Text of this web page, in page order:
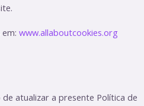
www.allaboutcookies.org
atualizar a presente Política de